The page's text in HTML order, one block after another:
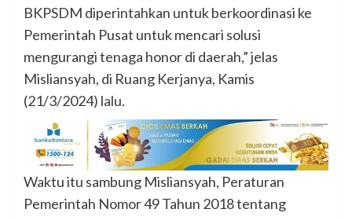
BKPSDM diperintahkan untuk berkoordinasi ke
Pemerintah Pusat untuk mencari solusi
mengurangi tenaga honor di daerah,” jelas
Misliansyah, di Ruang Kerjanya, Kamis
(21/3/2024) lalu.
Waktu itu sambung Misliansyah, Peraturan
Pemerintah Nomor 49 Tahun 2018 tentang